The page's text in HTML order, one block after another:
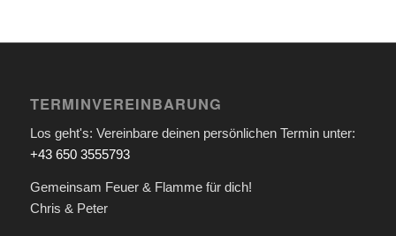
TERMINVEREINBARUNG
Los geht's: Vereinbare deinen persönlichen Termin unter:
+43 650 3555793
Gemeinsam Feuer & Flamme für dich!
Chris & Peter